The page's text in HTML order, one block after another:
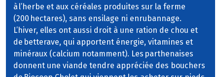
à l’herbe et aux céréales produites sur la ferme
(200 hectares), sans ensilage ni enrubannage.
L’hiver, elles ont aussi droit à une ration de chou et
de betterave, qui apportent énergie, vitamines et
minéraux (calcium notamment). Les parthenaises
donnent une viande tendre appréciée des bouchers